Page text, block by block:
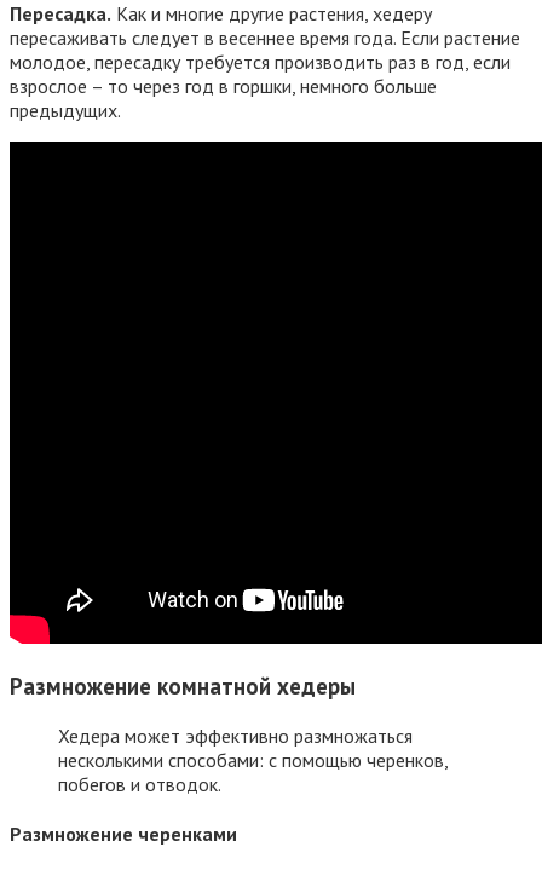
Пересадка. Как и многие другие растения, хедеру
пересаживать следует в весеннее время года. Если растение
молодое, пересадку требуется производить раз в год, если
взрослое – то через год в горшки, немного больше
предыдущих.
Размножение комнатной хедеры
Хедера может эффективно размножаться
несколькими способами: с помощью черенков,
побегов и отводок.
Размножение черенками